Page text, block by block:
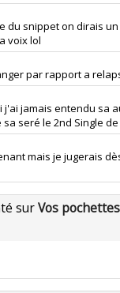
du snippet on dirais
voix lol
par rapport a
j'ai jamais entendu sa
seré le 2nd Single
mais je jugerais
surVos